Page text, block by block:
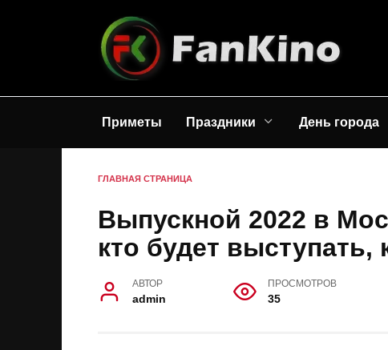
Приметы Праздники День города
ГЛАВНАЯ СТРАНИЦА
Выпускной 2022 в
кто будет выступать,
АВТОР
admin
ПРОСМОТРОВ
35